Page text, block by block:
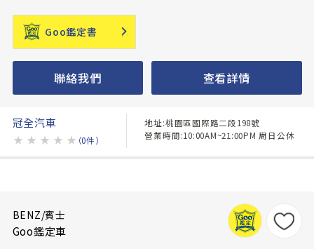
Goo鑑定書
聯絡我們 查看詳情
冠全汽車
★ ★ ★ ★ ★ （0件）
地址:桃園區國際路二段198號
營業時間:10:00AM~21:00PM 周日公休
BENZ/賓士
Goo鑑定車